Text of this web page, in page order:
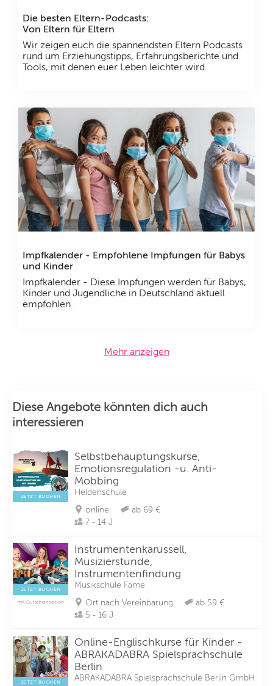
Die besten Eltern-Podcasts:
Von Eltern für Eltern
Wir zeigen euch die spannendsten Eltern Podcasts
rund um Erziehungstipps, Erfahrungsberichte und
Tools, mit denen euer Leben leichter wird.
Impfkalender - Empfohlene Impfungen für Babys
und Kinder
Impfkalender - Diese Impfungen werden für Babys,
Kinder und Jugendliche in Deutschland aktuell
empfohlen.
Mehr anzeigen
Diese Angebote könnten dich auch
interessieren
JETZT BUCHEN
Selbstbehauptungskurse,
Emotionsregulation -u. Anti-
Mobbing
Heldenschule
online
ab 69 €
7 - 14 J
JETZT BUCHEN
mit Gutscheinoption
Instrumentenkarussell,
Musizierstunde,
Instrumentenfindung
Musikschule Fame
Ort nach Vereinbarung
ab 59 €
5 - 16 J
JETZT BUCHEN
Online-Englischkurse für Kinder -
ABRAKADABRA Spielsprachschule
Berlin
ABRAKADABRA Spiel­sprach­schu­le Ber­lin GmbH